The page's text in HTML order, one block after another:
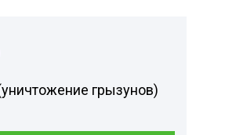
грызунов)